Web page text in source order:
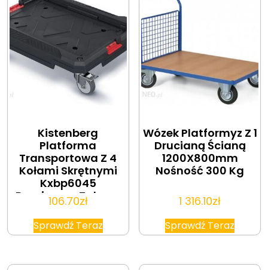
Kistenberg
Platforma
Transportowa Z 4
Kołami Skrętnymi
Kxbp6045
Bezpieczne Zakupy
20 Lat Na Rynku ®
106.70zł
Sprawdź Teraz
Wózek Platformyz Z 1
Drucianą Ścianą
1200X800mm
Nośność 300 Kg
1 316.10zł
Sprawdź Teraz